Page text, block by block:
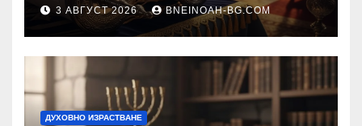
3 АВГУСТ 2026 BNEINOAH-BG.COM
ДУХОВНО ИЗРАСТВАНЕ